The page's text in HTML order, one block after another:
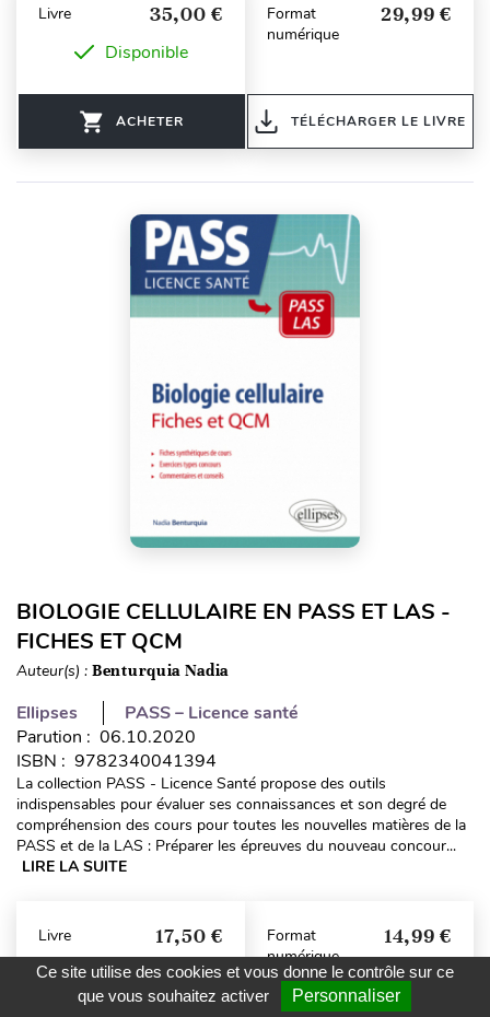
Livre 35,00 €
Disponible
ACHETER
Format
numérique
29,99 €
TÉLÉCHARGER LE LIVRE
BIOLOGIE CELLULAIRE EN PASS ET LAS -
FICHES ET QCM
Auteur(s) : Benturquia Nadia
Ellipses
PASS – Licence santé
Parution : 06.10.2020
ISBN : 9782340041394
La collection PASS - Licence Santé propose des outils
indispensables pour évaluer ses connaissances et son degré de
compréhension des cours pour toutes les nouvelles matières de la
PASS et de la LAS : Préparer les épreuves du nouveau concour...
LIRE LA SUITE
Livre 17,50 €
Disponible
Format
numérique
14,99 €
Ce site utilise des cookies et vous donne le contrôle sur ce
que vous souhaitez activer
Personnaliser